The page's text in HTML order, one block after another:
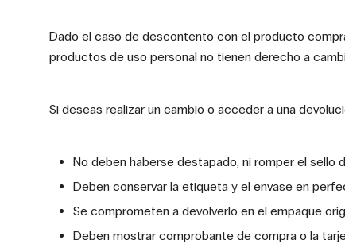
Dado el caso de descontento con el producto
productos de uso personal no tienen derecho a
Si deseas realizar un cambio o acceder a una
No deben haberse destapado, ni romper el sello
Deben conservar la etiqueta y el envase en
Se comprometen a devolverlo en el empaque
Deben mostrar comprobante de compra o la